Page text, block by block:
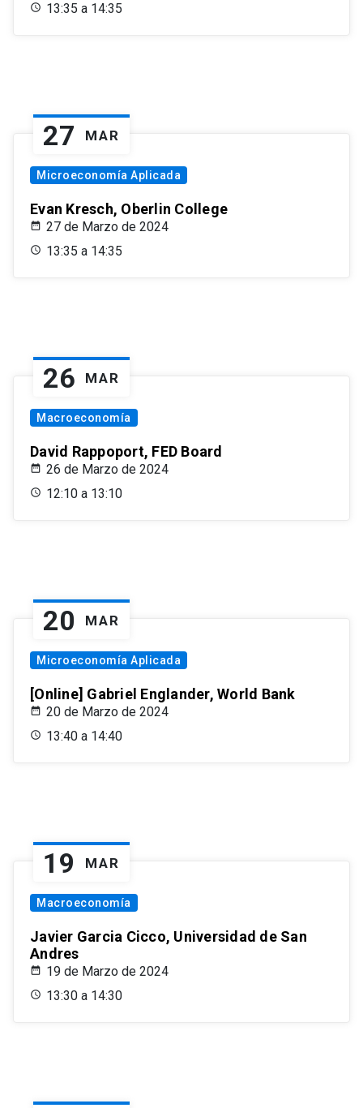
13:35 a 14:35
27 MAR
Microeconomía Aplicada
Evan Kresch, Oberlin College
27 de Marzo de 2024
13:35 a 14:35
26 MAR
Macroeconomía
David Rappoport, FED Board
26 de Marzo de 2024
12:10 a 13:10
20 MAR
Microeconomía Aplicada
[Online] Gabriel Englander, World Bank
20 de Marzo de 2024
13:40 a 14:40
19 MAR
Macroeconomía
Javier Garcia Cicco, Universidad de San
Andres
19 de Marzo de 2024
13:30 a 14:30